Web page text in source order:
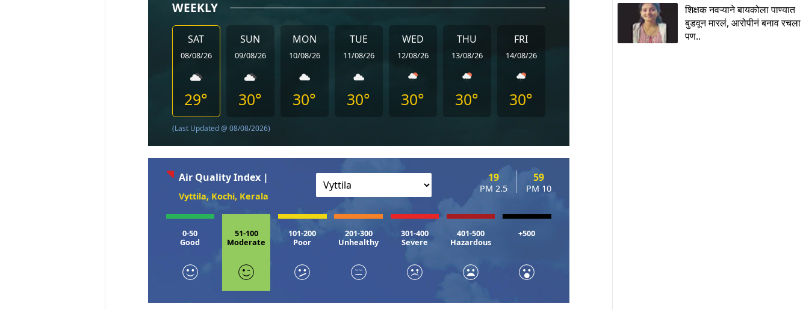
WEEKLY
SAT
08/08/26
29°
SUN
09/08/26
30°
MON
10/08/26
30°
TUE
11/08/26
30°
WED
12/08/26
30°
THU
13/08/26
30°
FRI
14/08/26
30°
(Last Updated @ 08/08/2026)
Air Quality Index |
Vyttila, Kochi, Kerala
19
PM 2.5
59
PM 10
0-50
Good
51-100
Moderate
101-200
Poor
201-300
Unhealthy
301-400
Severe
401-500
Hazardous
+500
शिक्षक नवऱ्याने बायकोला पाण्यात
बुडवून मारलं, आरोपीनं बनाव रचला
पण..